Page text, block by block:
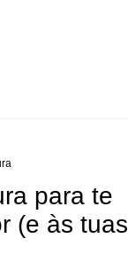
para te
(e às tuas